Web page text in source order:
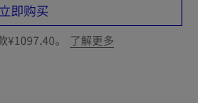
立即购买
¥1097.40。 了解更多